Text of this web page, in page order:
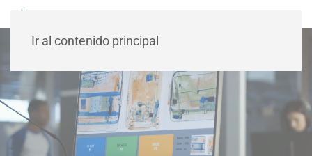
Ir al contenido principal